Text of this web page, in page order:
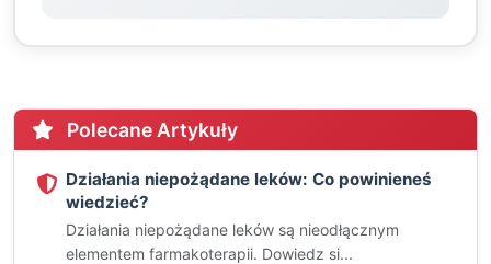
Polecane Artykuły
Działania niepożądane leków: Co powinieneś
wiedzieć?
Działania niepożądane leków są nieodłącznym
elementem farmakoterapii. Dowiedz si...